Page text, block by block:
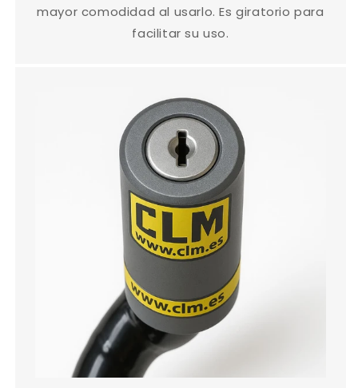
mayor comodidad al usarlo. Es giratorio para
facilitar su uso.